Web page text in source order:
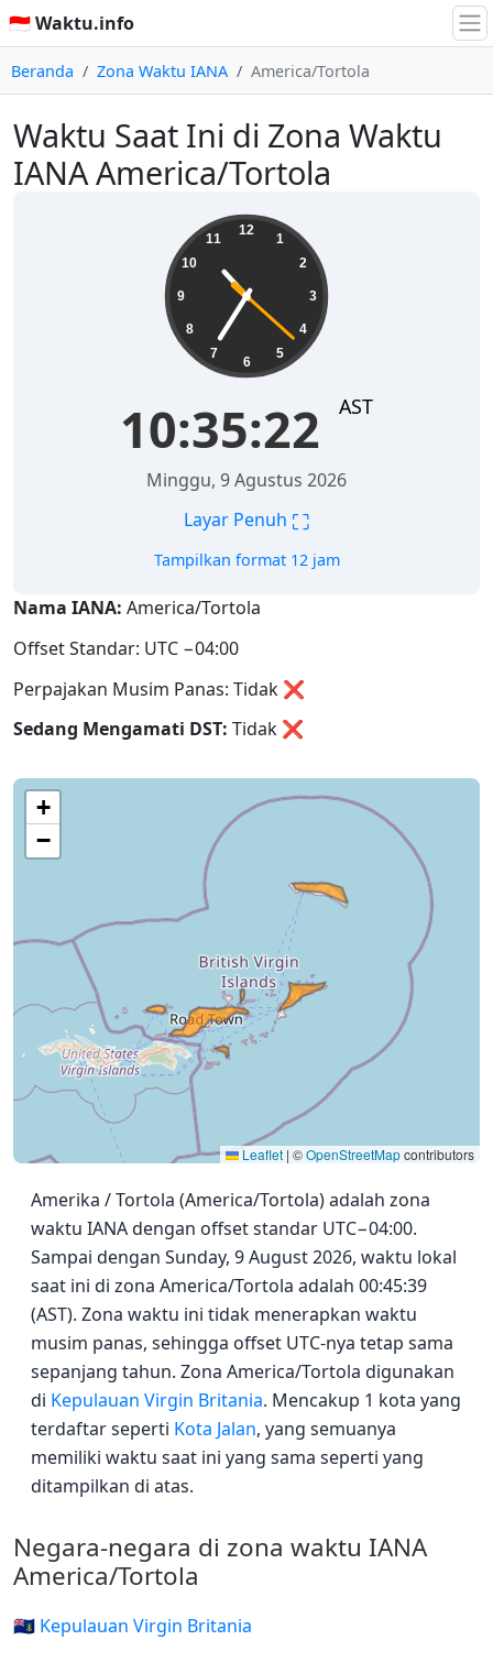
🇮🇩 Waktu.info
Beranda Zona Waktu IANA America/Tortola
Waktu Saat Ini di Zona Waktu
IANA America/Tortola
12
1
2
3
4
5
6
7
8
9
10
11
10:35:22 AST
Minggu, 9 Agustus 2026
Layar Penuh ⛶
Tampilkan format 12 jam
Nama IANA: America/Tortola
Offset Standar: UTC −04:00
Perpajakan Musim Panas: Tidak ❌
Sedang Mengamati DST: Tidak ❌
+
−
Leaflet | ©OpenStreetMapcontributors
Amerika / Tortola (America/Tortola) adalah zona
waktu IANA dengan offset standar UTC−04:00.
Sampai dengan Sunday, 9 August 2026, waktu lokal
saat ini di zona America/Tortola adalah 00:45:39
(AST). Zona waktu ini tidak menerapkan waktu
musim panas, sehingga offset UTC-nya tetap sama
sepanjang tahun. Zona America/Tortola digunakan
di Kepulauan Virgin Britania. Mencakup 1 kota yang
terdaftar seperti Kota Jalan, yang semuanya
memiliki waktu saat ini yang sama seperti yang
ditampilkan di atas.
Negara-negara di zona waktu IANA
America/Tortola
🇻🇬 Kepulauan Virgin Britania